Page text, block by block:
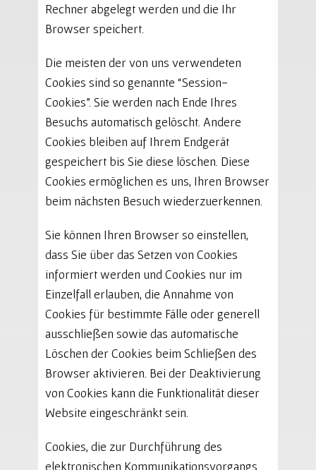
Rechner abgelegt werden und die Ihr
Browser speichert.
Die meisten der von uns verwendeten
Cookies sind so genannte “Session-
Cookies”. Sie werden nach Ende Ihres
Besuchs automatisch gelöscht. Andere
Cookies bleiben auf Ihrem Endgerät
gespeichert bis Sie diese löschen. Diese
Cookies ermöglichen es uns, Ihren Browser
beim nächsten Besuch wiederzuerkennen.
Sie können Ihren Browser so einstellen,
dass Sie über das Setzen von Cookies
informiert werden und Cookies nur im
Einzelfall erlauben, die Annahme von
Cookies für bestimmte Fälle oder generell
ausschließen sowie das automatische
Löschen der Cookies beim Schließen des
Browser aktivieren. Bei der Deaktivierung
von Cookies kann die Funktionalität dieser
Website eingeschränkt sein.
Cookies, die zur Durchführung des
elektronischen Kommunikationsvorgangs